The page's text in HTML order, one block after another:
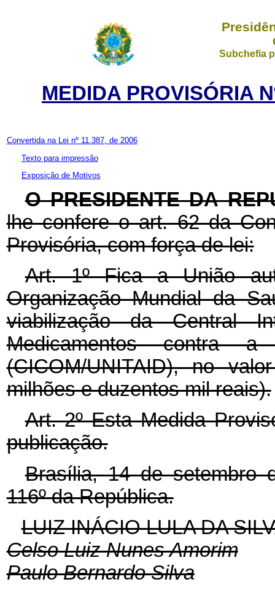
Subchefia
MEDIDA PROVISÓRIA
Convertida na Lei nº 11.387, de 2006
Texto para impressão
Exposição de Motivos
O PRESIDENTE DA
lhe confere o art. 62 da
Provisória, com força de lei:
Art. 1º Fica a União
Organização Mundial da
viabilização da Central
Medicamentos contra
(CICOM/UNITAID), no
milhões e duzentos mil reais).
Art. 2º Esta Medida
publicação.
Brasília, 14 de setembro
116º da República.
LUIZ INÁCIO LULA DA
Celso Luiz Nunes Amorim
Paulo Bernardo Silva